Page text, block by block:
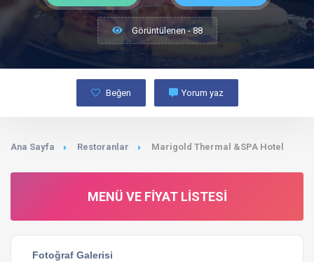
Görüntülenen - 88
Beğen Yorum yaz
Ana Sayfa Restoranlar Marigold Thermal &SPA Hotel
MENÜ VE FIYAT LISTESI
Fotoğraf Galerisi